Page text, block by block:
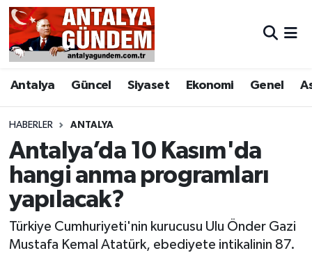
Antalya Güncel Siyaset Ekonomi Genel
HABERLER ANTALYA
Antalya’da 10 Kasım'da
hangi anma programları
yapılacak?
Türkiye Cumhuriyeti'nin kurucusu Ulu Önder Gazi
Mustafa Kemal Atatürk, ebediyete intikalinin 87.
Antalya
Asayiş
Bilim & Teknoloji
Bölge
EĞİTİM
Ekonomi
Antalya Nöbetçi Eczaneler
Antalya Hava Durumu
Antalya Namaz Vakitleri
Antalya Trafik Yoğunluk Haritası
Süper Lig Puan Durumu ve Fikstür
Tüm Manşetler